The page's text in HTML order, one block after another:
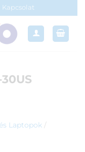
Kapcsolat
Laptopok /